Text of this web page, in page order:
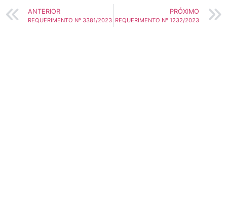
ANTERIOR
REQUERIMENTO Nº 3381/2023
PRÓXIMO
REQUERIMENTO Nº 1232/2023